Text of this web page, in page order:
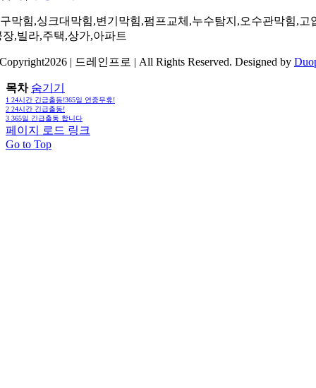
막힘,싱크대막힘,변기막힘,펌프교체,누수탐지,오수관막힘,고
장,빌라,주택,상가,아파트
| 드레인프로 | All Rights Reserved. Designed by
목차 숨기기
1 24시간 긴급출동!365일 연중무휴!
2 24시간 긴급출동!
3 365일 긴급출동 합니다
페이지 로드 링크
Go to Top